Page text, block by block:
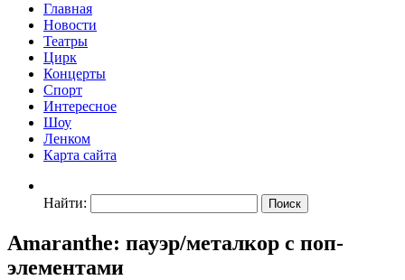
Главная
Новости
Театры
Цирк
Концерты
Спорт
Интересное
Шоу
Ленком
Карта сайта
Найти:
Amaranthe: пауэр/металкор с поп-
элементами